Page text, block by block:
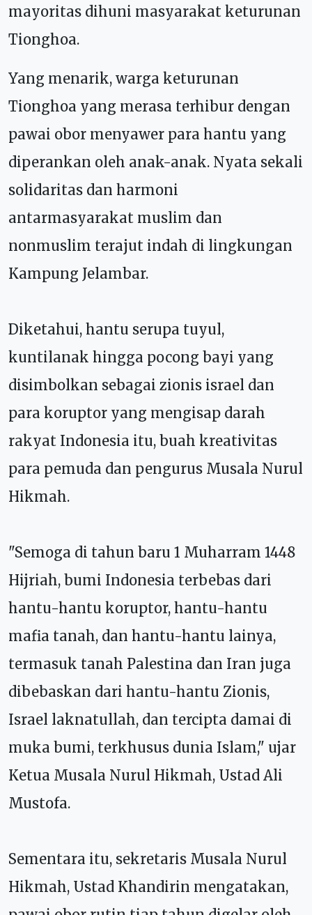
mayoritas dihuni masyarakat keturunan
Tionghoa.
Yang menarik, warga keturunan
Tionghoa yang merasa terhibur dengan
pawai obor menyawer para hantu yang
diperankan oleh anak-anak. Nyata sekali
solidaritas dan harmoni
antarmasyarakat muslim dan
nonmuslim terajut indah di lingkungan
Kampung Jelambar.
Diketahui, hantu serupa tuyul,
kuntilanak hingga pocong bayi yang
disimbolkan sebagai zionis israel dan
para koruptor yang mengisap darah
rakyat Indonesia itu, buah kreativitas
para pemuda dan pengurus Musala Nurul
Hikmah.
"Semoga di tahun baru 1 Muharram 1448
Hijriah, bumi Indonesia terbebas dari
hantu-hantu koruptor, hantu-hantu
mafia tanah, dan hantu-hantu lainya,
termasuk tanah Palestina dan Iran juga
dibebaskan dari hantu-hantu Zionis,
Israel laknatullah, dan tercipta damai di
muka bumi, terkhusus dunia Islam," ujar
Ketua Musala Nurul Hikmah, Ustad Ali
Mustofa.
Sementara itu, sekretaris Musala Nurul
Hikmah, Ustad Khandirin mengatakan,